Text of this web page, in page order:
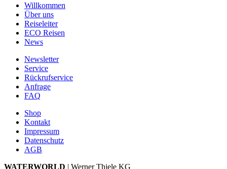
Willkommen
Über uns
Reiseleiter
ECO Reisen
News
Newsletter
Service
Rückrufservice
Anfrage
FAQ
Shop
Kontakt
Impressum
Datenschutz
AGB
WATERWORLD | Werner Thiele KG